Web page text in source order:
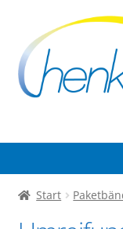
Navigation
springen
Inhalt
springen
Start